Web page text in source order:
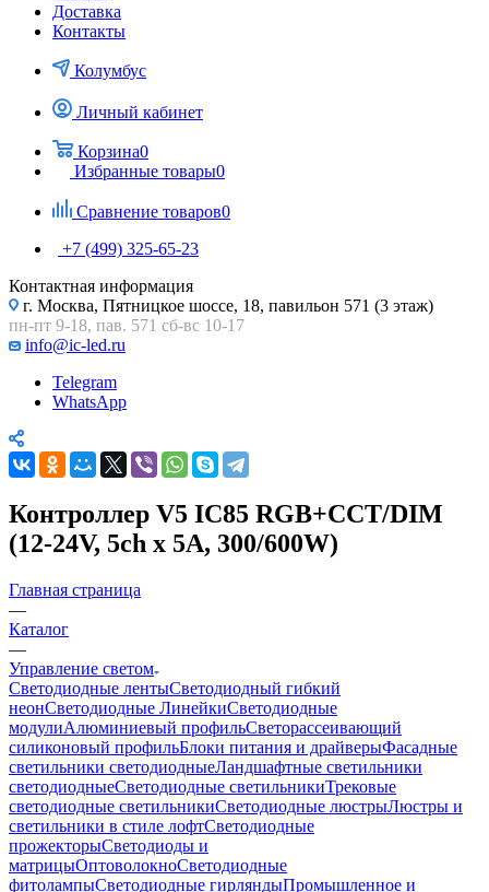
Доставка
Контакты
Колумбус
Личный кабинет
Корзина0
Избранные товары0
Сравнение товаров0
+7 (499) 325-65-23
Контактная информация
г. Москва, Пятницкое шоссе, 18, павильон 571 (3 этаж)
пн-пт 9-18, пав. 571 сб-вс 10-17
info@ic-led.ru
Telegram
WhatsApp
Контроллер V5 IC85 RGB+CCT/DIM
(12-24V, 5ch x 5A, 300/600W)
Главная страница
—
Каталог
—
Управление светом
Светодиодные лентыСветодиодный гибкий
неонСветодиодные ЛинейкиСветодиодные
модулиАлюминиевый профильСветорассеивающий
силиконовый профильБлоки питания и драйверыФасадные
светильники светодиодныеЛандшафтные светильники
светодиодныеСветодиодные светильникиТрековые
светодиодные светильникиСветодиодные люстрыЛюстры и
светильники в стиле лофтСветодиодные
прожекторыСветодиоды и
матрицыОптоволокноСветодиодные
фитолампыСветодиодные гирляндыПромышленное и